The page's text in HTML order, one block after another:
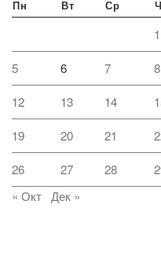
Пн Вт Ср
1
5 6 7 8
12 13 14
19 20 21
26 27 28
« Окт Дек »